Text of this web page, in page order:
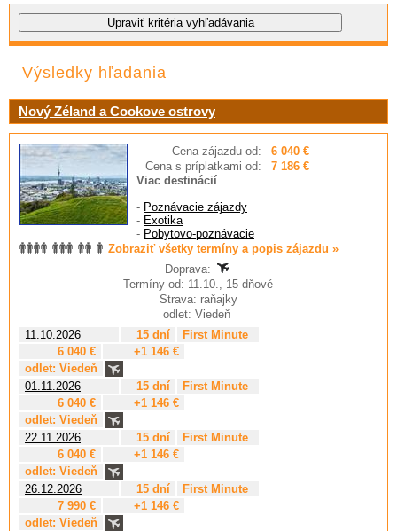
Výsledky hľadania
Nový Zéland a Cookove ostrovy
Cena zájazdu od:
6 040 €
Cena s príplatkami od:
7 186 €
Viac destinácií
- Poznávacie zájazdy
- Exotika
- Pobytovo-poznávacie
Zobraziť všetky termíny a popis zájazdu »
Doprava:
Termíny od: 11.10., 15 dňové
Strava: raňajky
odlet: Viedeň
11.10.2026
15 dní
First Minute
6 040 €
+1 146 €
odlet: Viedeň
01.11.2026
15 dní
First Minute
6 040 €
+1 146 €
odlet: Viedeň
22.11.2026
15 dní
First Minute
6 040 €
+1 146 €
odlet: Viedeň
26.12.2026
15 dní
First Minute
7 990 €
+1 146 €
odlet: Viedeň